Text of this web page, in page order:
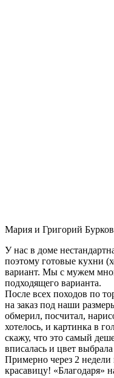
Мария и Григорий
У нас в доме
поэтому готовые кухни
вариант. Мы с мужем
подходящего варианта.
После всех походов по
на заказ под наши
обмерил, посчитал,
хотелось, и картинка в
скажу, что это самый
вписалась и цвет
Примерно через 2
красавицу!